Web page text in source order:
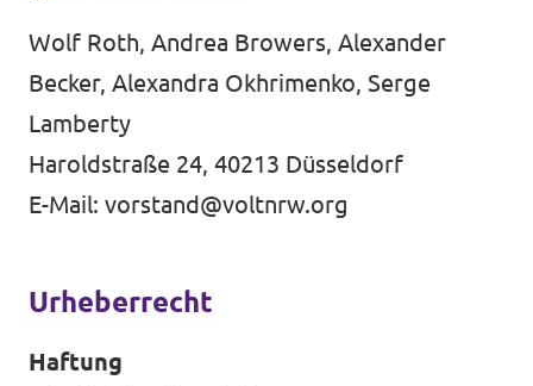
Mach mit!
Datenschutz
Impressum
Wolf Roth, Andrea Browers, Alexander
Becker, Alexandra Okhrimenko, Serge
Lamberty
Haroldstraße 24, 40213 Düsseldorf
E-Mail: vorstand@voltnrw.org
Urheberrecht
Haftung